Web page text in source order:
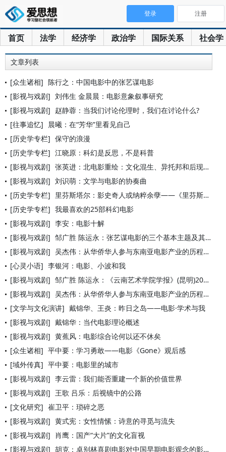
首页 法学 经济学 政治学 国际关系 社会学
登录 注册
文章列表
[众生诸相] 陈行之：中国电影中的张艺谋电影
[影视与戏剧] 刘伟生 金晨晨：电影意象叙事研究
[影视与戏剧] 赵静蓉：当我们讨论伦理时，我们在讨论什么?
[往事追忆]
晨曦：在“芳华”里看见自己
[历史学专栏] 保守的浪漫
[历史学专栏] 江晓原：科幻是反思，不是科普
[影视与戏剧] 张英进：北电影重绘：文化混生、异托邦和后现代性
[影视与戏剧] 刘识萌：文学与电影的协奏曲
[历史学专栏] 里芬斯塔尔：影史奇人或纳粹余孽——《里芬斯塔尔回忆录》
[历史学专栏] 我最喜欢的25部科幻电影
[影视与戏剧] 李安：电影十解
[影视与戏剧] 邹广胜 陈运永：张艺谋电影的三个基本主题及其对当代中国电影的
[影视与戏剧] 吴杰伟：从华侨华人参与东南亚电影产业的历程看自身社会角色的变
[心灵小语] 李银河：电影、小波和我
[影视与戏剧] 邹广胜 陈运永：《云南艺术学院学报》(昆明)2005年02期
[影视与戏剧] 吴杰伟：从华侨华人参与东南亚电影产业的历程看自身社会角色的变
[文学与文化演讲] 戴锦华、王炎：昨日之岛——电影·学术与我
[影视与戏剧] 戴锦华：当代电影理论概述
[影视与戏剧] 黄蕉风：电影综合论何以还不休矣
[众生诸相] 平中要：学习勇敢——电影《Gone》观后感
[域外传真] 平中要：电影里的城市
[影视与戏剧] 李云雷：我们能否重建一个新的价值世界
[影视与戏剧] 王歌 吕乐：后视镜中的公路
[文化研究] 崔卫平：琐碎之恶
[影视与戏剧] 黄式宪：女性情愫：诗意的寻觅与流失
[影视与戏剧] 肖鹰：国产“大片”的文化盲视
[影视与戏剧] 胡克：卓别林喜剧电影对中国早期电影观念的影响